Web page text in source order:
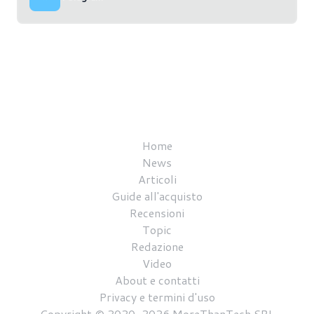
Home
News
Articoli
Guide all'acquisto
Recensioni
Topic
Redazione
Video
About e contatti
Privacy e termini d'uso